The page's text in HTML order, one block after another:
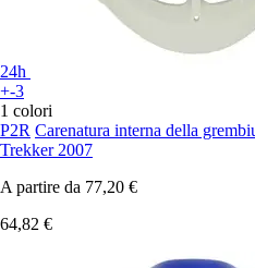
24h
+-3
1 colori
P2R Carenatura interna della
Trekker 2007
A partire da 77,20 €
64,82 €